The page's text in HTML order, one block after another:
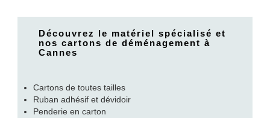
Découvrez le matériel spécialisé et
nos cartons de déménagement à
Cannes
Cartons de toutes tailles
Ruban adhésif et dévidoir
Penderie en carton